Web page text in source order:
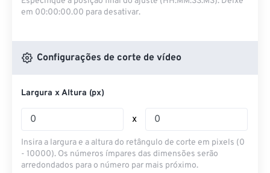
em 00:00:00.00 para desativar.
Configurações de corte de vídeo
Largura x Altura (px)
x
Insira a largura e a altura do retângulo de corte em pixels (0
- 10000). Os números ímpares das dimensões serão
arredondados para o número par mais próximo.